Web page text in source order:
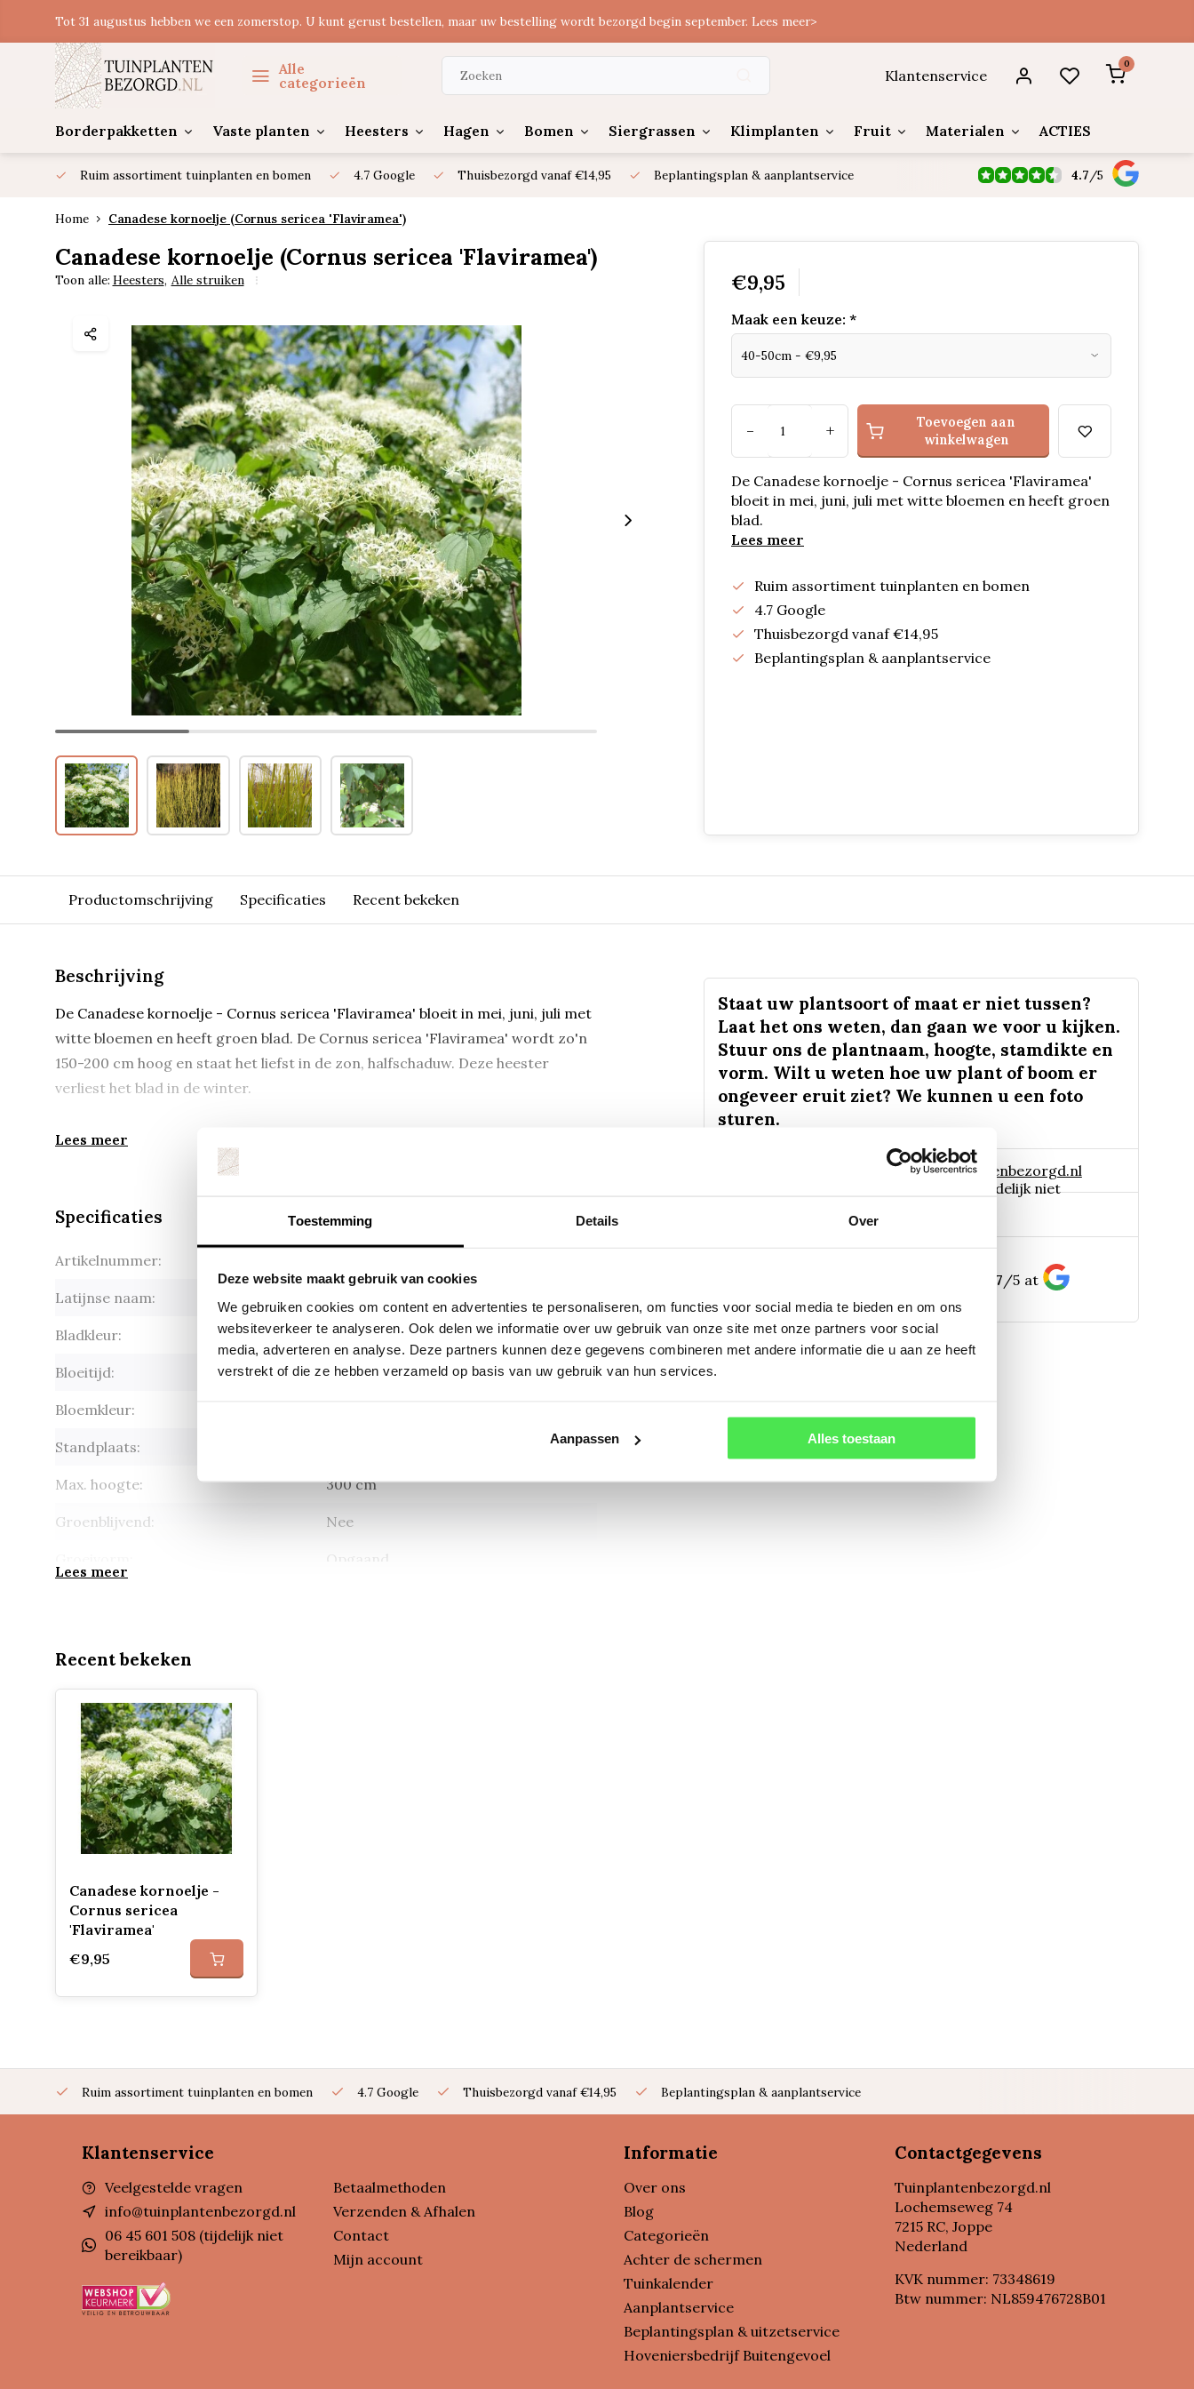
Toestemming Details Over
Deze website maakt gebruik van cookies
We gebruiken cookies om content en advertenties te personaliseren, om functies voor social media te bieden en om ons
websiteverkeer te analyseren. Ook delen we informatie over uw gebruik van onze site met onze partners voor social
media, adverteren en analyse. Deze partners kunnen deze gegevens combineren met andere informatie die u aan ze heeft
verstrekt of die ze hebben verzameld op basis van uw gebruik van hun services.
Aanpassen Alles toestaan
Tot 31 augustus hebben we een zomerstop. U kunt gerust bestellen, maar uw bestelling wordt bezorgd begin september. Lees meer>
Alle
categorieën
Klantenservice
0
Borderpakketten Vaste planten Heesters Hagen Bomen Siergrassen Klimplanten Fruit Materialen ACTIES
Ruim assortiment tuinplanten en bomen 4.7 Google Thuisbezorgd vanaf €14,95 Beplantingsplan & aanplantservice 4.7 /5
Home Canadese kornoelje (Cornus sericea 'Flaviramea')
Canadese kornoelje (Cornus sericea 'Flaviramea')
Toon alle: Heesters, Alle struiken €9,95
Maak een keuze: *
- +
Toevoegen aan
winkelwagen
De Canadese kornoelje - Cornus sericea 'Flaviramea'
bloeit in mei, juni, juli met witte bloemen en heeft groen
blad.
Lees meer
Ruim assortiment tuinplanten en bomen
4.7 Google
Thuisbezorgd vanaf €14,95
Beplantingsplan & aanplantservice
Productomschrijving Specificaties Recent bekeken
Beschrijving
De Canadese kornoelje - Cornus sericea 'Flaviramea' bloeit in mei, juni, juli met
witte bloemen en heeft groen blad. De Cornus sericea 'Flaviramea' wordt zo'n
150-200 cm hoog en staat het liefst in de zon, halfschaduw. Deze heester
verliest het blad in de winter.
Lees meer
Specificaties
Artikelnummer:
Latijnse naam: Cornus sericea 'Flaviramea'
Bladkleur: Groen
Bloeitijd: Mei - juni
Bloemkleur:
Standplaats:
Max. hoogte: 300 cm
Groenblijvend: Nee
Opgaand
Lees meer
Staat uw plantsoort of maat er niet tussen?
Laat het ons weten, dan gaan we voor u kijken.
Stuur ons de plantnaam, hoogte, stamdikte en
vorm. Wilt u weten hoe uw plant of boom er
ongeveer eruit ziet? We kunnen u een foto
sturen.
info@tuinplantenbezorgd.nl
06 45 601 508 (tijdelijk niet
4.7 /5 at
Recent bekeken
Canadese kornoelje -
Cornus sericea
'Flaviramea'
€9,95
Ruim assortiment tuinplanten en bomen 4.7 Google Thuisbezorgd vanaf €14,95 Beplantingsplan & aanplantservice
Klantenservice
Veelgestelde vragen
info@tuinplantenbezorgd.nl
06 45 601 508 (tijdelijk niet
bereikbaar)
Betaalmethoden
Verzenden & Afhalen
Contact
Mijn account
Informatie
Over ons
Blog
Categorieën
Achter de schermen
Tuinkalender
Aanplantservice
Beplantingsplan & uitzetservice
Hoveniersbedrijf Buitengevoel
Contactgegevens
Tuinplantenbezorgd.nl
Lochemseweg 74
7215 RC, Joppe
Nederland
KVK nummer: 73348619
Btw nummer: NL859476728B01